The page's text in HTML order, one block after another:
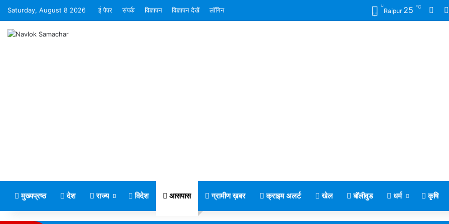
Saturday, August 8 2026 ई पेपर संपर्क विज्ञापन विज्ञापन देखें लॉगिन Raipur 25 ℃
मुख्यप्रष्ठ देश राज्य विदेश आसपास ग्रामीण ख़बर क्राइम अलर्ट खेल बॉलीवुड धर्म कृषि